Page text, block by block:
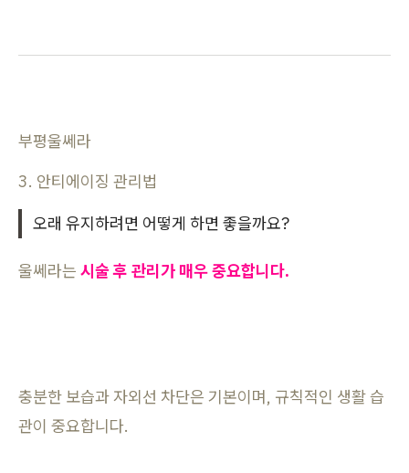
부평울쎄라
3. 안티에이징 관리법
오래 유지하려면 어떻게 하면 좋을까요?
울쎄라는 시술 후 관리가 매우 중요합니다.
충분한 보습과 자외선 차단은 기본이며, 규칙적인 생활 습
관이 중요합니다.